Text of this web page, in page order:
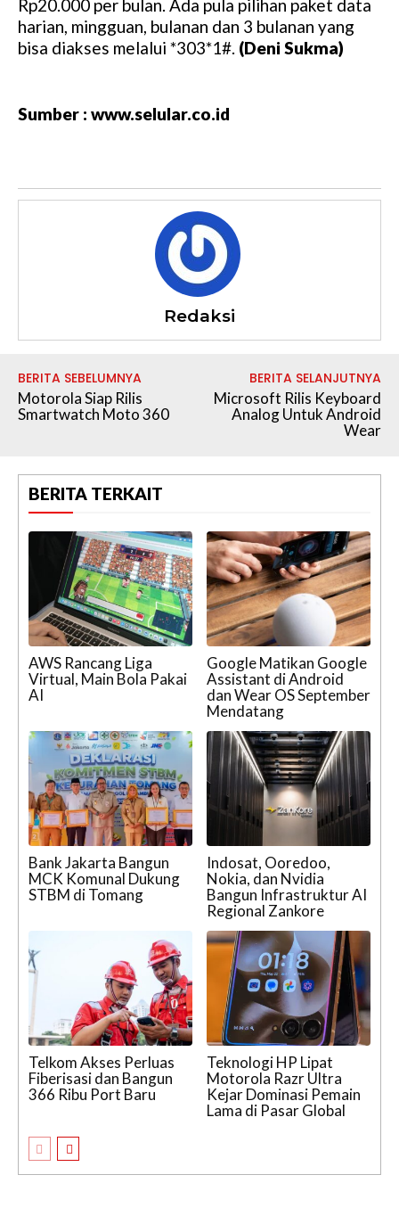
Rp20.000 per bulan. Ada pula pilihan paket data
harian, mingguan, bulanan dan 3 bulanan yang
bisa diakses melalui *303*1#. (Deni Sukma)
Sumber : www.selular.co.id
Redaksi
BERITA SEBELUMNYA
Motorola Siap Rilis
Smartwatch Moto 360
BERITA SELANJUTNYA
Microsoft Rilis Keyboard
Analog Untuk Android
Wear
BERITA TERKAIT
AWS Rancang Liga
Virtual, Main Bola Pakai
AI
Google Matikan Google
Assistant di Android
dan Wear OS September
Mendatang
Bank Jakarta Bangun
MCK Komunal Dukung
STBM di Tomang
Indosat, Ooredoo,
Nokia, dan Nvidia
Bangun Infrastruktur AI
Regional Zankore
Telkom Akses Perluas
Fiberisasi dan Bangun
366 Ribu Port Baru
Teknologi HP Lipat
Motorola Razr Ultra
Kejar Dominasi Pemain
Lama di Pasar Global